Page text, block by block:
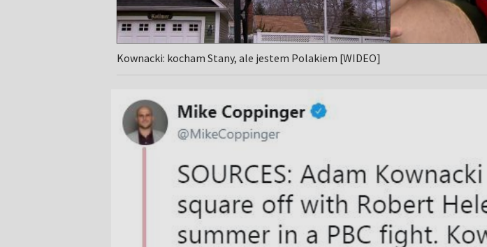
Kownacki: kocham Stany, ale jestem Polakiem [WIDEO]